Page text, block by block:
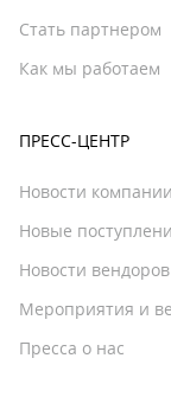
Стать партнером
Как мы работаем
ПРЕСС-ЦЕНТР
Новости компании
Новые
Новости вендоров
Мероприятия и
Пресса о нас